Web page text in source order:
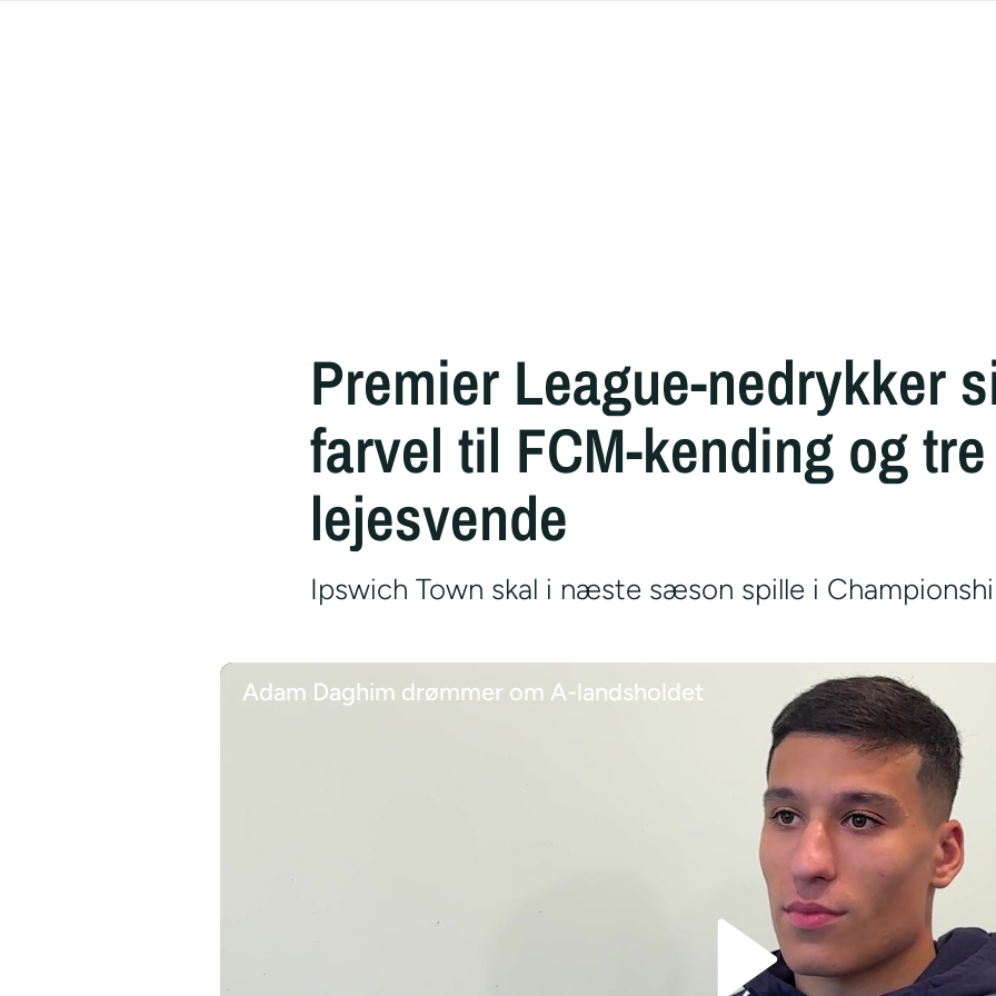
Premier League-nedrykker
farvel til FCM-kending og
lejesvende
Ipswich Town skal i næste sæson spille i
Adam Daghim drømmer om A-landsholdet